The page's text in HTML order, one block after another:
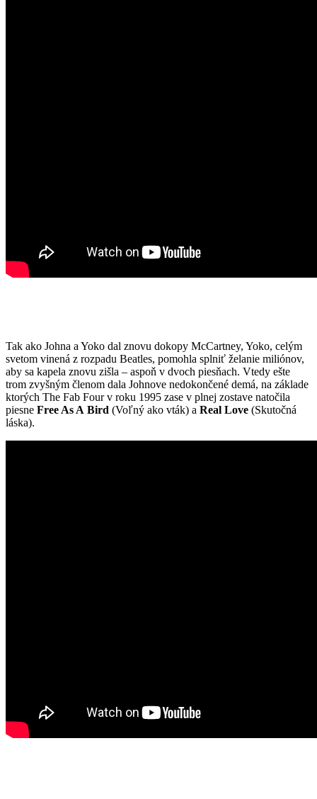
Tak ako Johna a Yoko dal znovu dokopy McCartney, Yoko, celým
svetom vinená z rozpadu Beatles, pomohla splniť želanie miliónov,
aby sa kapela znovu zišla – aspoň v dvoch piesňach. Vtedy ešte
trom zvyšným členom dala Johnove nedokončené demá, na základe
ktorých The Fab Four v roku 1995 zase v plnej zostave natočila
piesne Free As A Bird (Voľný ako vták) a Real Love (Skutočná
láska).